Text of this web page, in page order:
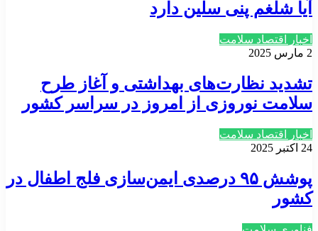
آیا شلغم پنی سلین دارد
اخبار اقتصاد سلامت
2 مارس 2025
تشدید نظارت‌های بهداشتی و آغاز طرح
سلامت نوروزی از امروز در سراسر کشور
اخبار اقتصاد سلامت
24 اکتبر 2025
پوشش ۹۵ درصدی ایمن‌سازی فلج اطفال در
کشور